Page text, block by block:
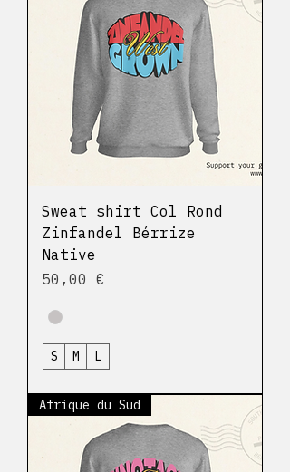
Sweat shirt Col Rond
Zinfandel Bérrize
Native
Prix
50,00 €
S M L
Afrique du Sud